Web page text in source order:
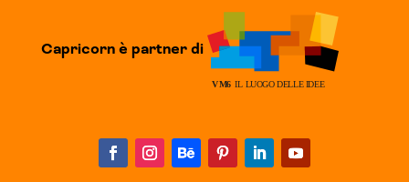
Capricorn è partner di